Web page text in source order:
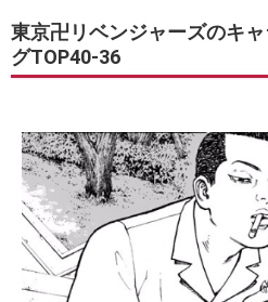
東京卍リベンジャーズのキ
グTOP40-36